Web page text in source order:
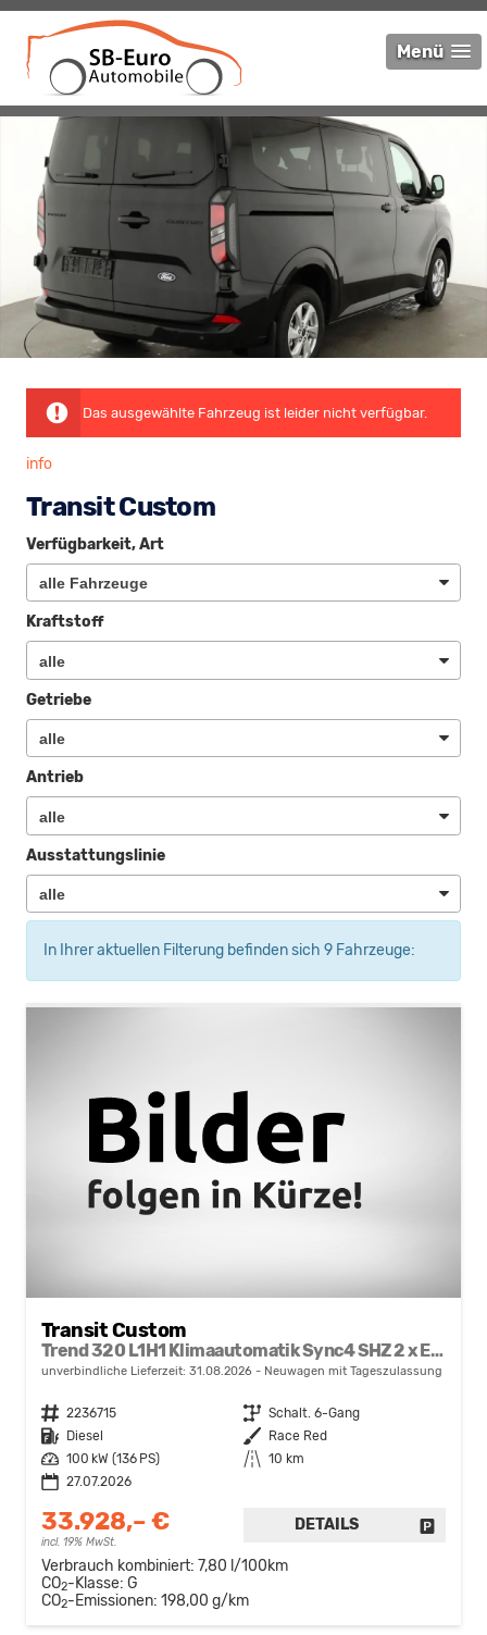
Menü
Das ausgewählte Fahrzeug ist leider nicht verfügbar.
info
Transit Custom
Verfügbarkeit, Art
Kraftstoff
Getriebe
Antrieb
Ausstattungslinie
In Ihrer aktuellen Filterung befinden sich 9 Fahrzeuge:
Transit Custom
Trend 320 L1H1 Klimaautomatik Sync4 SHZ 2 x Einparkhilfe Kamera 5JG
unverbindliche Lieferzeit: 31.08.2026 Neuwagen mit Tageszulassung
Fahrzeugnr. 2236715 Getriebe Schalt. 6-Gang
Kraftstoff
Diesel Außenfarbe
Race Red
Leistung
100 kW (136 PS) Kilometerstand
10 km
27.07.2026
33.928,– €
incl. 19% MwSt.
DETAILS
Verbrauch kombiniert: 7,80 l/100km
CO2-Klasse: G
CO2-Emissionen: 198,00 g/km